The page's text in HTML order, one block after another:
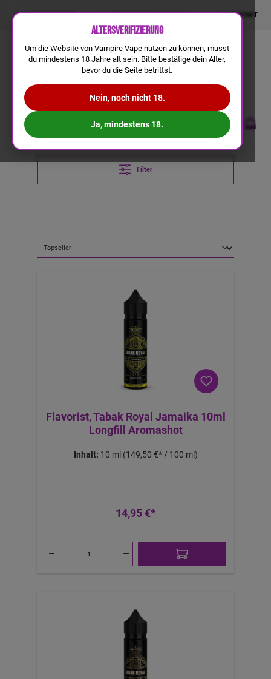
LIQUIDRECHNER GRATIS VERSAND AB 50€ KONTAKT
Filter
Flavorist, Tabak Royal Jamaika 10ml
Longfill Aromashot
Inhalt: 10 ml (149,50 €* / 100 ml)
14,95 €*
Altersverifizierung
Um die Website von Vampire Vape nutzen zu können, musst
du mindestens 18 Jahre alt sein. Bitte bestätige dein Alter,
bevor du die Seite betrittst.
Nein, noch nicht 18.
Ja, mindestens 18.